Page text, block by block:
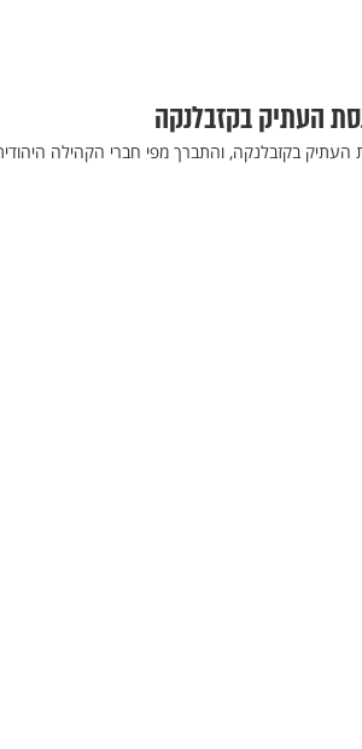
העתיק בקזבלנקה
בקזבלנקה, והתברך מפי חברי הקהילה